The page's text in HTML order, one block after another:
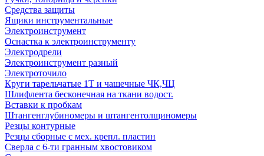
Средства защиты
Ящики инструментальные
Электроинструмент
Оснастка к электроинструменту
Электродрели
Электроинструмент разный
Электроточило
Круги тарельчатые 1Т и чашечные ЧК,ЧЦ
Шлифлента бесконечная на ткани водост.
Вставки к пробкам
Штангенглубиномеры и штангентолщиномеры
Резцы контурные
Резцы сборные с мех. крепл. пластин
Сверла с 6-ти гранным хвостовиком